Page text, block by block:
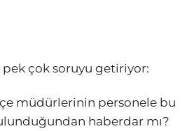
pek çok soruyu getiriyor:
müdürlerinin personele bu
haberdar mı?